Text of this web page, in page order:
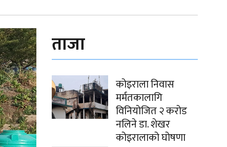
ताजा
कोइराला निवास
मर्मतकालागि
विनियोजित २ करोड
नलिने डा. शेखर
कोइरालाको घोषणा